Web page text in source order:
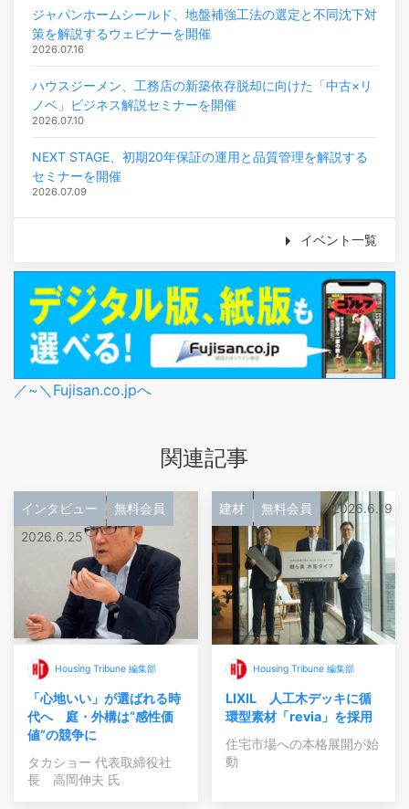
ジャパンホームシールド、地盤補強工法の選定と不同沈下対
策を解説するウェビナーを開催
2026.07.16
ハウスジーメン、工務店の新築依存脱却に向けた「中古×リ
ノベ」ビジネス解説セミナーを開催
2026.07.10
NEXT STAGE、初期20年保証の運用と品質管理を解説する
セミナーを開催
2026.07.09
イベント一覧
／~＼Fujisan.co.jpへ
関連記事
インタビュー
無料会員
2026.6.25
Housing Tribune 編集部
「心地いい」が選ばれる時
代へ 庭・外構は“感性価
値”の競争に
タカショー 代表取締役社
長 高岡伸夫 氏
建材 無料会員 2026.6.19
Housing Tribune 編集部
LIXIL 人工木デッキに循
環型素材「revia」を採用
住宅市場への本格展開が始
動